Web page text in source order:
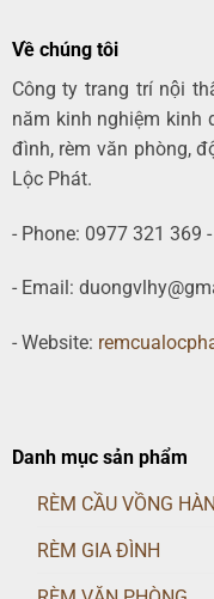
Về chúng tôi
Công ty trang trí nội
năm kinh nghiệm kinh
đình, rèm văn phòng,
Lộc Phát.
- Phone: 0977 321 369
- Email:
- Website:
Danh mục sản phẩm
RÈM CẦU VỒNG
RÈM GIA ĐÌNH